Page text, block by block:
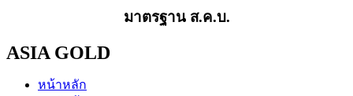
มาตรฐาน ส.ค.บ.
ASIA GOLD
หน้าหลัก